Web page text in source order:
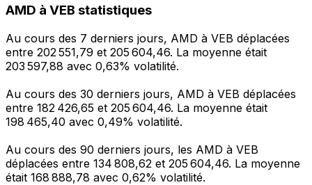
AMD à VEB statistiques
Au cours des 7 derniers jours, AMD à VEB déplacées
entre 202 551,79 et 205 604,46. La moyenne était
203 597,88 avec 0,63% volatilité.
Au cours des 30 derniers jours, AMD à VEB déplacées
entre 182 426,65 et 205 604,46. La moyenne était
198 465,40 avec 0,49% volatilité.
Au cours des 90 derniers jours, les AMD à VEB
déplacées entre 134 808,62 et 205 604,46. La moyenne
était 168 888,78 avec 0,62% volatilité.